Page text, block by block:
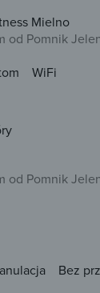
Mielno
od Pomnik
WiFi
od Pomnik
Bez